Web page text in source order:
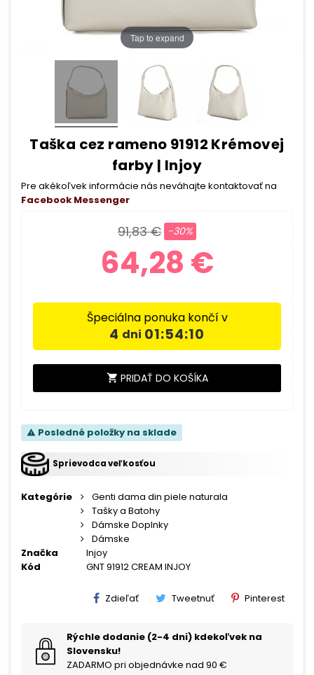
Tap to expand
Taška cez rameno 91912 Krémovej
farby | Injoy
Pre akékoľvek informácie nás neváhajte kontaktovať na
Facebook Messenger
64,28 €
91,83 € -30%
Špeciálna ponuka končí v
4 dni 01:54:10
shopping_cart PRIDAŤ DO KOŠÍKA
warning Posledné položky na sklade
Sprievodca veľkosťou
Kategórie
Genti dama din piele naturala
Tašky a Batohy
Dámske Doplnky
Dámske
Značka
Injoy
Kód
GNT 91912 CREAM INJOY
Zdieľať Tweetnuť Pinterest
Rýchle dodanie (2-4 dni) kdekoľvek na
Slovensku!
ZADARMO pri objednávke nad 90 €